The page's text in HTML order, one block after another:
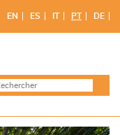
EN ES IT PT DE